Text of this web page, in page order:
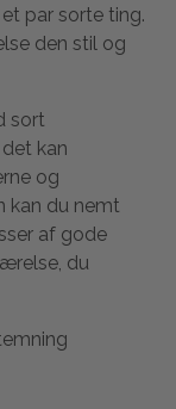
par sorte ting.
den stil og
sort
kan
og
kan du nemt
af gode
du